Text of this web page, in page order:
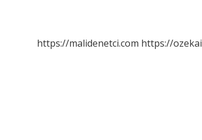
https://malidenetci.com https://